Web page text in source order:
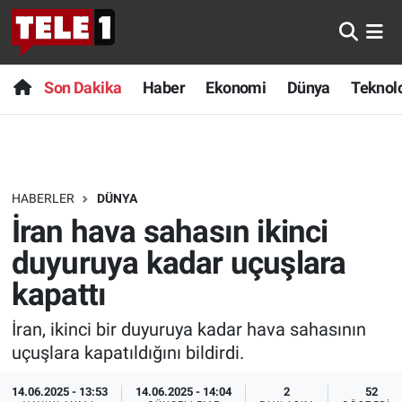
Son Dakika Haber Ekonomi Dünya
HABERLER DÜNYA
İran hava sahasın ikinci
duyuruya kadar uçuşlara
kapattı
İran, ikinci bir duyuruya kadar hava sahasının
uçuşlara kapatıldığını bildirdi.
14.06.2025 - 13:53 14.06.2025 - 14:04 2 52
Anında Manşet
Başka Sohbetler
Bilim turu
Bilim ve Teknoloji Evreni
Doğa Konuşuyor
Dünya
Ege Saati
Son Dakika
Haber
Dünya
Sağlık
Spor
Yayın Akışı
Nöbetçi Eczaneler
Hava Durumu
Trafik Durumu
Süper Lig Puan Durumu ve Fikstür
Tüm Manşetler
Son Dakika Haberleri
Haber Arşivi